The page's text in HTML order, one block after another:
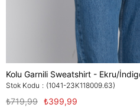
Kolu Garnili Sweatshirt - Ekru/
Stok Kodu (1041-23K118009.63)
₺719,99 ₺399,99